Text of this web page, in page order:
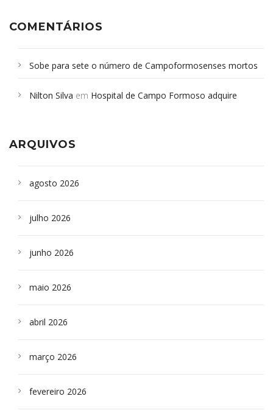
COMENTÁRIOS
Sobe para sete o número de Campoformosenses mortos
Campoformosenses que morreram em desabamentos são
Nilton Silva em Hospital de Campo Formoso adquire
ARQUIVOS
agosto 2026
julho 2026
junho 2026
maio 2026
abril 2026
março 2026
fevereiro 2026